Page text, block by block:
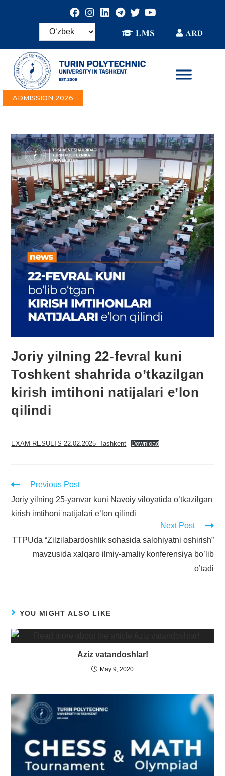
ADMISSION 2026
Joriy yilning 22-fevral kuni
Toshkent shahrida o’tkazilgan
kirish imtihoni natijalari e’lon
qilindi
EXAM RESULTS 22.02.2025_Tashkent Download
Previous Post
Joriy yilning 25-yanvar kuni Navoiy viloyatida o’tkazilgan
kirish imtihoni natijalari e’lon qilindi
Next Post
TTPUda “Zilzilabardoshlik sohasida salohiyatni oshirish”
mavzusida xalqaro ilmiy-amaliy konferensiya bo’lib
o’tadi
YOU MIGHT ALSO LIKE
Aziz vatandoshlar!
May 9, 2020